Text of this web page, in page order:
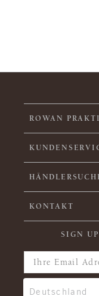
ROWAN
KONTAKT
SIGN